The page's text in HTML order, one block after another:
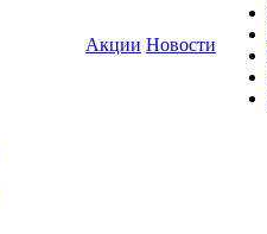
Акции Новости